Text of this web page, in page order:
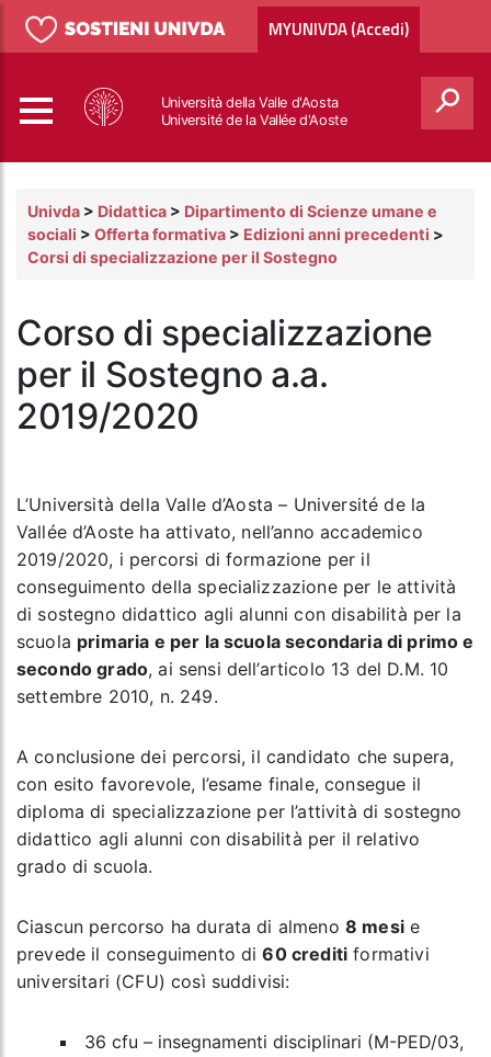
MYUNIVDA (Accedi)
Università della Valle d'Aosta
Université de la Vallée d'Aoste
Univda > Didattica > Dipartimento di Scienze umane e
sociali > Offerta formativa > Edizioni anni precedenti >
Corsi di specializzazione per il Sostegno
Corso di specializzazione
per il Sostegno a.a.
2019/2020
L’Università della Valle d’Aosta – Université de la
Vallée d’Aoste ha attivato, nell’anno accademico
2019/2020, i percorsi di formazione per il
conseguimento della specializzazione per le attività
di sostegno didattico agli alunni con disabilità per la
scuola primaria e per la scuola secondaria di primo e
secondo grado, ai sensi dell’articolo 13 del D.M. 10
settembre 2010, n. 249.
A conclusione dei percorsi, il candidato che supera,
con esito favorevole, l’esame finale, consegue il
diploma di specializzazione per l’attività di sostegno
didattico agli alunni con disabilità per il relativo
grado di scuola.
Ciascun percorso ha durata di almeno 8 mesie
prevede il conseguimento di60 crediti formativi
universitari (CFU) così suddivisi:
36 cfu – insegnamenti disciplinari (M-PED/03,